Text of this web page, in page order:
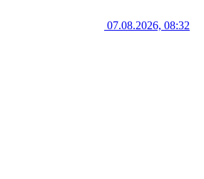
07.08.2026, 08:32